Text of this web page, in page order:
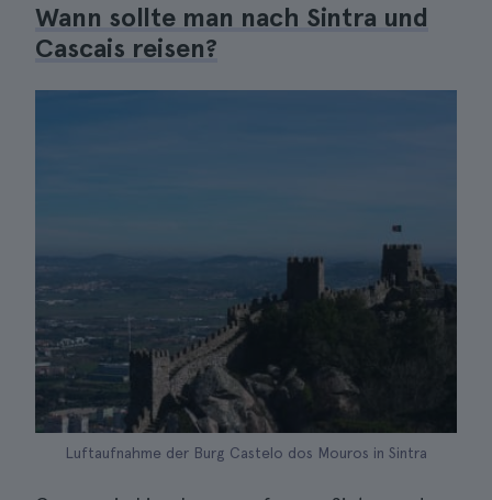
Wann sollte man nach Sintra und
Cascais reisen?
Luftaufnahme der Burg Castelo dos Mouros in Sintra